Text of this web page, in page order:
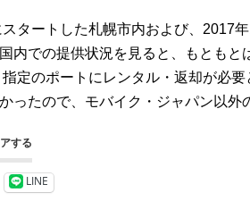
タートした札幌市内および、2017
内での提供状況を見ると、もともと
定のポートにレンタル・返却が必
ったので、モバイク・ジャパン以外
する
LINE